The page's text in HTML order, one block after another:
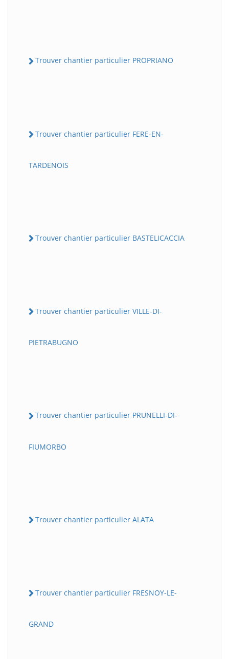
Trouver chantier particulier PROPRIANO
Trouver chantier particulier FERE-EN-
TARDENOIS
Trouver chantier particulier BASTELICACCIA
Trouver chantier particulier VILLE-DI-
PIETRABUGNO
Trouver chantier particulier PRUNELLI-DI-
FIUMORBO
Trouver chantier particulier ALATA
Trouver chantier particulier FRESNOY-LE-
GRAND